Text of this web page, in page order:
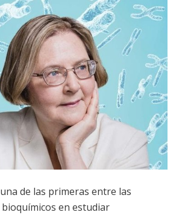
de las primeras entre las
en estudiar